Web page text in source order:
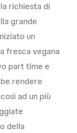
richiesta di
grande
un
fresca vegana
part time e
rendere
ad un più
della